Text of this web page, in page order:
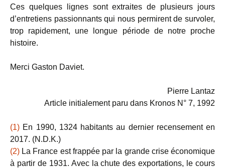
Ces quelques lignes sont extraites de plusieurs jours
d’entretiens passionnants qui nous permirent de survoler,
trop rapidement, une longue période de notre proche
histoire.
Merci Gaston Daviet.
Pierre Lantaz
Article initialement paru dans Kronos N° 7, 1992
(1) En 1990, 1324 habitants au dernier recensement en
2017. (N.D.K.)
(2) La France est frappée par la grande crise économique
à partir de 1931. Avec la chute des exportations, le cours